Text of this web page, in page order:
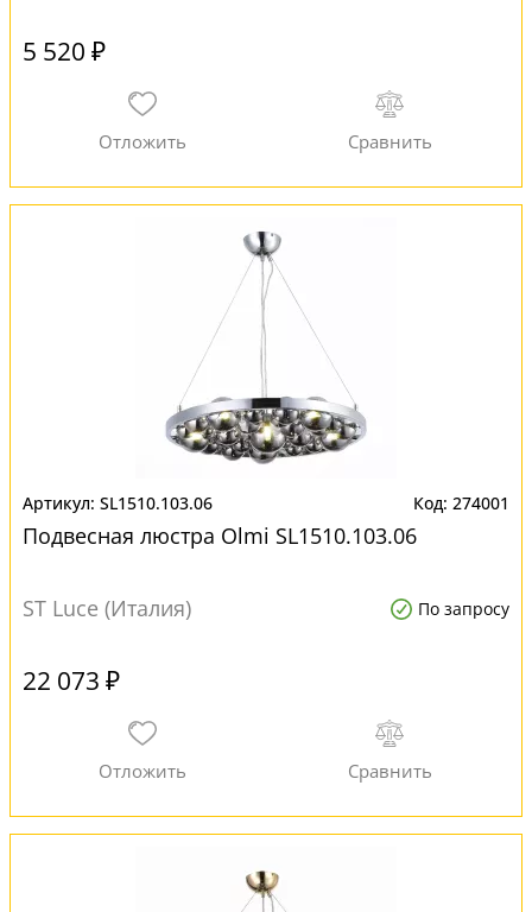
5 520 ₽
SL1510.103.06 274001
Подвесная люстра Olmi SL1510.103.06
ST Luce (Италия) По запросу
22 073 ₽